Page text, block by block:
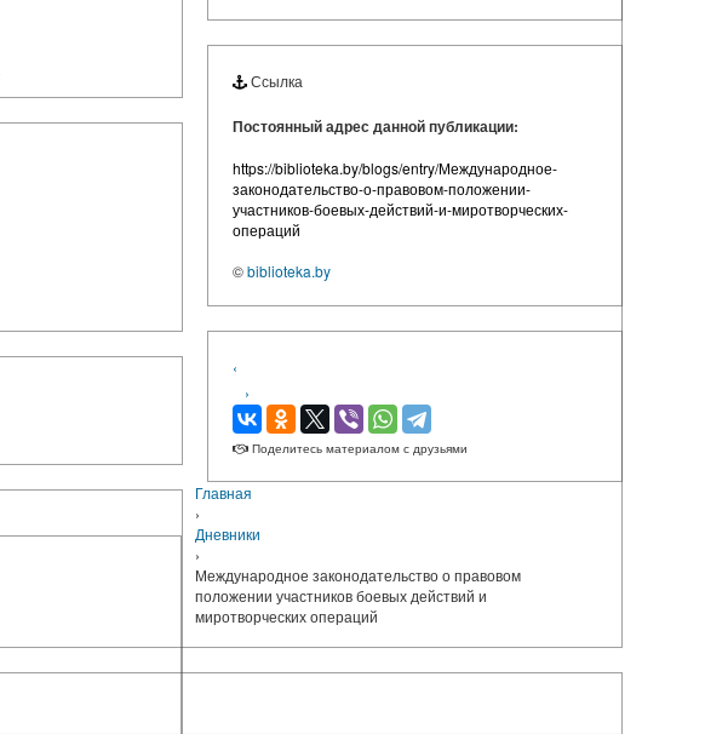
Ссылка
Постоянный адрес данной публикации:
https://biblioteka.by/blogs/entry/Международное-
законодательство-о-правовом-положении-
участников-боевых-действий-и-миротворческих-
операций
©biblioteka.by
‹
›
Поделитесь материалом с друзьями
Главная
›
Дневники
›
Международное законодательство о правовом
положении участников боевых действий и
миротворческих операций